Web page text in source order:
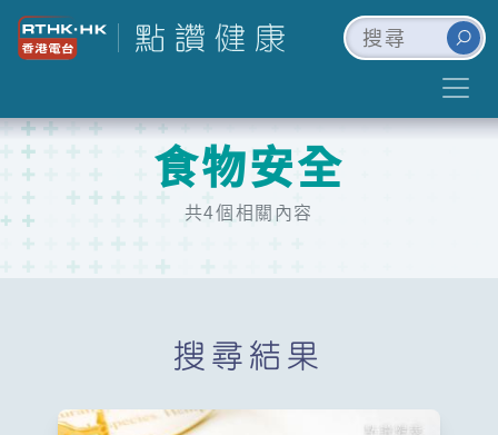
食物安全
共4個相關內容
搜尋結果